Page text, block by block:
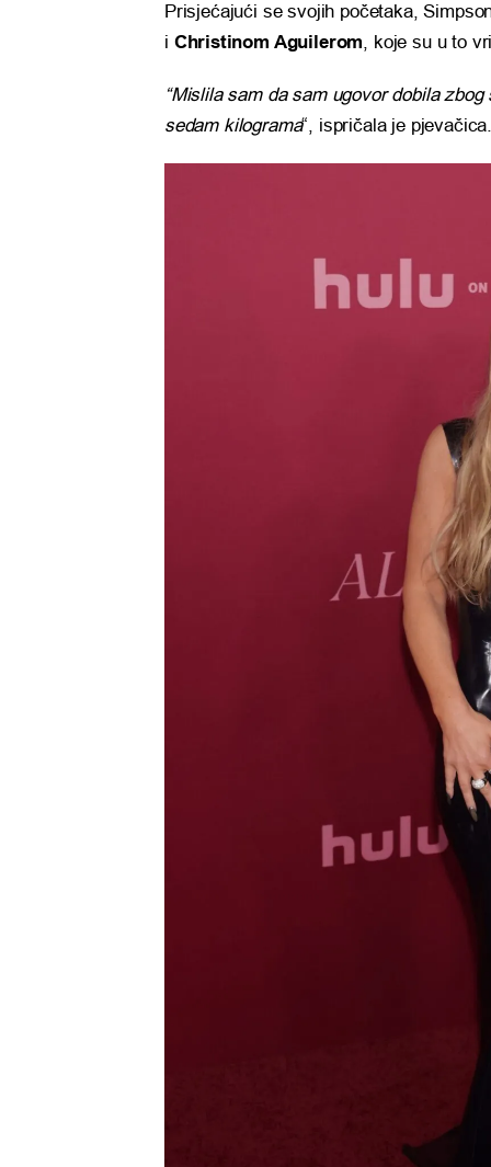
Prisjećajući se svojih početaka,
i Christinom Aguilerom, koje su u to
“Mislila sam da sam ugovor dobila
sedam kilograma“, ispričala je